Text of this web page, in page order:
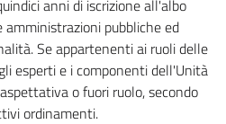
anni di iscrizione all'albo
pubbliche ed
Se appartenenti ai ruoli delle
esperti e i componenti dell'Unità
o fuori ruolo, secondo
ordinamenti.